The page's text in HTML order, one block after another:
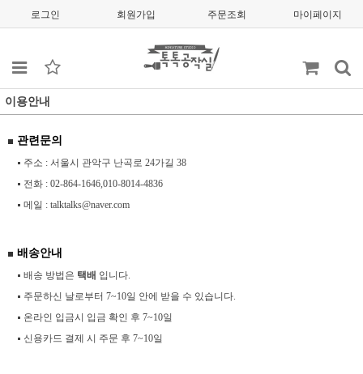
로그인 회원가입 주문조회 마이페이지
이용안내
관련문의
주소 : 서울시 관악구 난곡로 24가길 38
전화 : 02-864-1646,010-8014-4836
메일 : talktalks@naver.com
배송안내
배송 방법은 택배 입니다.
주문하신 날로부터 7~10일 안에 받을 수 있습니다.
온라인 입금시 입금 확인 후 7~10일
신용카드 결제 시 주문 후 7~10일